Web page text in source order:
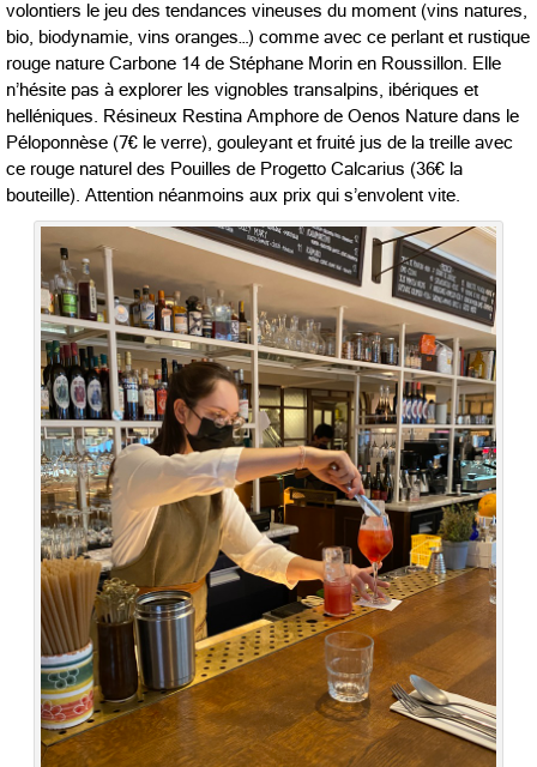
volontiers le jeu des tendances vineuses du moment (vins natures,
bio, biodynamie, vins oranges…) comme avec ce perlant et rustique
rouge nature Carbone 14 de Stéphane Morin en Roussillon. Elle
n’hésite pas à explorer les vignobles transalpins, ibériques et
helléniques. Résineux Restina Amphore de Oenos Nature dans le
Péloponnèse (7€ le verre), gouleyant et fruité jus de la treille avec
ce rouge naturel des Pouilles de Progetto Calcarius (36€ la
bouteille). Attention néanmoins aux prix qui s’envolent vite.